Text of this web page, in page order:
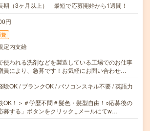
期（3ヶ月以上） 最短で応募開始から1週間！
円
定内支給
使われる洗剤などを製造している工場でのお仕事
員により、急募です！お気軽にお問い合わせ…
験OK / ブランクOK / パソコンスキル不要 / 英語力
OK！＞＃学歴不問＃髪色・髪型自由！○応募後の
募する」ボタンをクリック↓メールにてw…